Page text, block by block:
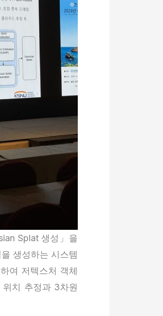
Splat 생성」을
생성하는 시스템
여 저텍스처 객체
치 추정과 3차원